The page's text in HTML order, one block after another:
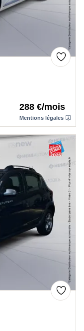
288 €/mois
Mentions légales